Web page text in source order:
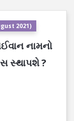
2021)
નામનો
સ્થાપશે ?